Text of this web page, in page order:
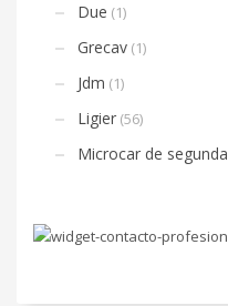
Due (1)
Grecav (1)
Jdm (1)
Ligier (56)
Microcar de